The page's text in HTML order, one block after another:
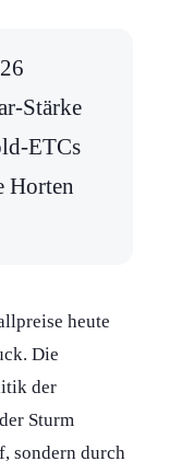
Stärke
ETCs
Horten
heute
Die
der
Sturm
sondern durch